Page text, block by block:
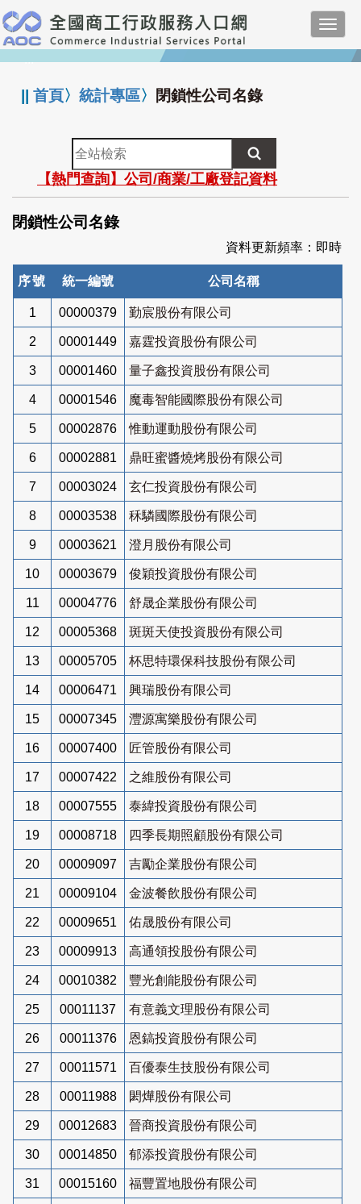
跳
到
主
要
:::
||首頁〉統計專區〉 閉鎖性公司名錄
全
站
檢
索
【熱門查詢】公司/商業/工廠登記資料
閉鎖性公司名錄
資料更新頻率：即時
序號 統一編號 公司名稱
1 00000379 勤宸股份有限公司
2 00001449 嘉霆投資股份有限公司
3 00001460 量子鑫投資股份有限公司
4 00001546 魔毒智能國際股份有限公司
5 00002876 惟動運動股份有限公司
6 00002881 鼎旺蜜醬燒烤股份有限公司
7 00003024 玄仁投資股份有限公司
8 00003538 秝驎國際股份有限公司
9 00003621 澄月股份有限公司
10 00003679 俊穎投資股份有限公司
11 00004776 舒晟企業股份有限公司
12 00005368 斑斑天使投資股份有限公司
13 00005705 杯思特環保科技股份有限公司
14 00006471 興瑞股份有限公司
15 00007345 灃源寓樂股份有限公司
16 00007400 匠管股份有限公司
17 00007422 之維股份有限公司
18 00007555 泰緯投資股份有限公司
19 00008718 四季長期照顧股份有限公司
20 00009097 吉勵企業股份有限公司
21 00009104 金波餐飲股份有限公司
22 00009651 佑晟股份有限公司
23 00009913 高通領投股份有限公司
24 00010382 豐光創能股份有限公司
25 00011137 有意義文理股份有限公司
26 00011376 恩鎬投資股份有限公司
27 00011571 百優泰生技股份有限公司
28 00011988 閎燁股份有限公司
29 00012683 晉商投資股份有限公司
30 00014850 郁添投資股份有限公司
31 00015160 福豐置地股份有限公司